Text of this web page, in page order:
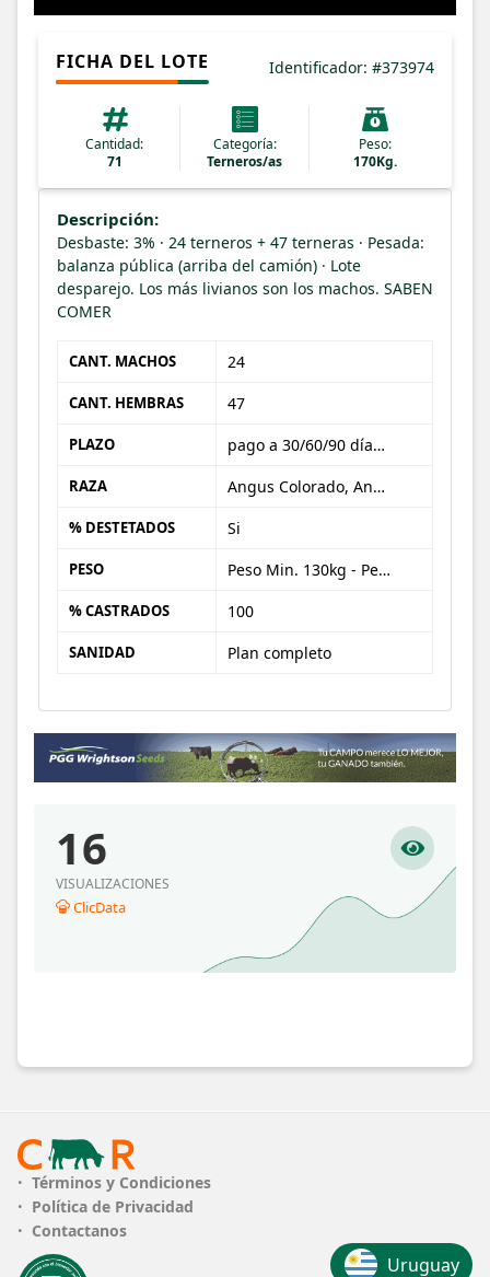
FICHA DEL LOTE Identificador: #373974
Cantidad:
71
Categoría:
Terneros/as
Peso:
170Kg.
Descripción:
Desbaste: 3% · 24 terneros + 47 terneras · Pesada:
balanza pública (arriba del camión) · Lote
desparejo. Los más livianos son los machos. SABEN
COMER
CANT. MACHOS 24
CANT. HEMBRAS 47
PLAZO pago a 30/60/90 días (desde fecha de carga)
RAZA Angus Colorado, Angus Negro, Caretas
% DESTETADOS Si
PESO Peso Min. 130kg - Peso Max. 190kg
% CASTRADOS 100
SANIDAD Plan completo
16
VISUALIZACIONES
ClicData
Términos y Condiciones
Política de Privacidad
Contactanos
Uruguay